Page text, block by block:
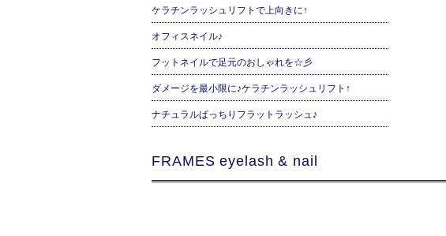
ケラチンラッシュリフトで上向きに↑
オフィスネイル♪
フットネイルで足元のおしゃれを☆彡
ダメージを最小限に♪ケラチンラッシュリフト↑
ナチュラルぱっちりフラットラッシュ♪
FRAMES eyelash & nail